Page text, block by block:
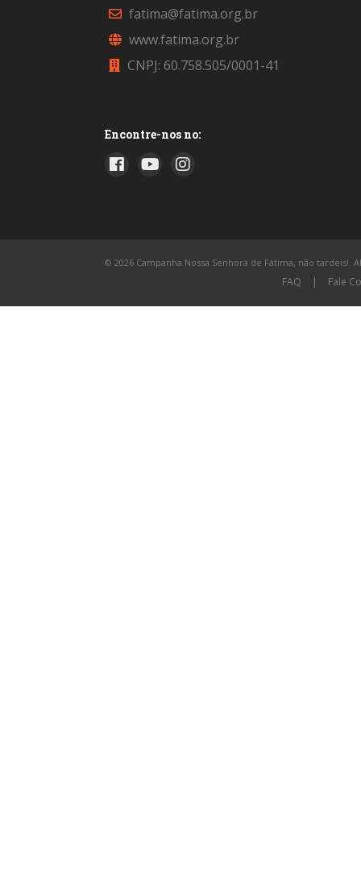
fatima@fatima.org.br
www.fatima.org.br
CNPJ: 60.758.505/0001-41
Encontre-nos no:
© 2026 Campanha Nossa Senhora de Fátima, não tardeis!.
FAQ | Fale